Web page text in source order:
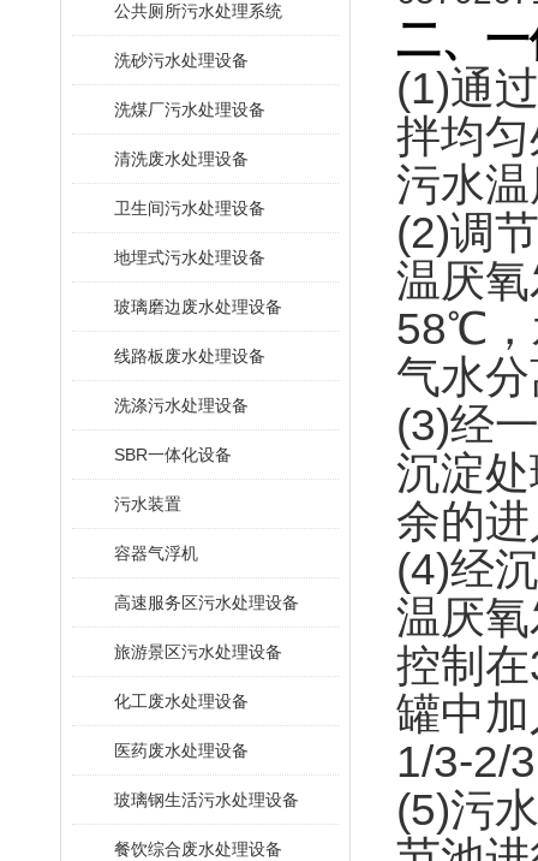
公共厕所污水处理系统
洗砂污水处理设备
洗煤厂污水处理设备
清洗废水处理设备
卫生间污水处理设备
地埋式污水处理设备
玻璃磨边废水处理设备
线路板废水处理设备
洗涤污水处理设备
SBR一体化设备
污水装置
容器气浮机
高速服务区污水处理设备
旅游景区污水处理设备
化工废水处理设备
医药废水处理设备
玻璃钢生活污水处理设备
餐饮综合废水处理设备
二、
(1)通
拌均
污水
(2)调
温厌
58℃，
气水
(3)经
沉淀
余的
(4)经
温厌
控制
罐中
1/3-2/
(5)污